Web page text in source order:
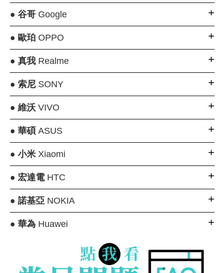
● 谷哥Google
● 歐珀OPPO
● 真我Realme
● 索尼SONY
● 維沃VIVO
● 華碩 ASUS
● 小米Xiaomi
● 宏達電HTC
● 諾基亞NOKIA
● 華為Huawei